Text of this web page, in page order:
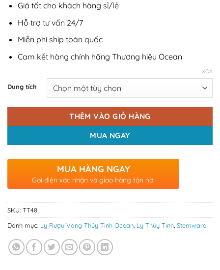
Giá tốt cho khách hàng sỉ/lẻ
Hỗ trợ tư vấn 24/7
Miễn phí ship toàn quốc
Cam kết hàng chính hãng Thương hiệu Ocean
Dung tích
XÓA
THÊM VÀO GIỎ HÀNG
MUA NGAY
MUA HÀNG NGAY
Gọi điện xác nhận và giao hàng tận nơi
SKU: TT48
Danh mục: Ly Rượu Vang Thủy Tinh Ocean, Ly Thủy Tinh, Stemware